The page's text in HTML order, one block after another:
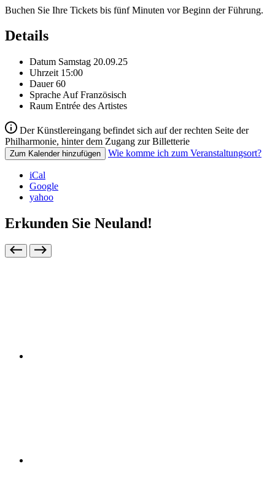
Buchen Sie Ihre Tickets bis fünf Minuten vor Beginn der Führung.
Details
Datum Samstag 20.09.25
Uhrzeit 15:00
Dauer 60
Sprache Auf Französisch
Raum Entrée des Artistes
Der Künstlereingang befindet sich auf der rechten Seite der
Philharmonie, hinter dem Zugang zur Billetterie
Zum Kalender hinzufügen Wie komme ich zum Veranstaltungsort?
iCal
Google
yahoo
Erkunden Sie Neuland!